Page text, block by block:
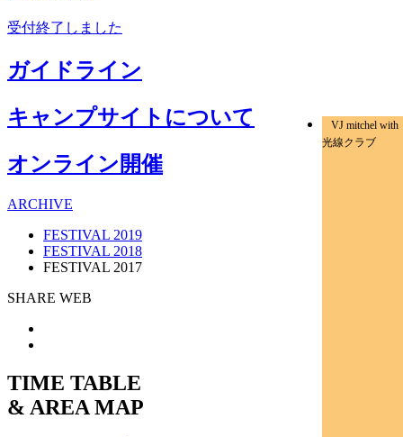
受付終了しました
ガイドライン
キャンプサイトについて
オンライン開催
ARCHIVE
FESTIVAL 2019
FESTIVAL 2018
FESTIVAL 2017
SHARE WEB
TIME TABLE
& AREA MAP
VJ mitchel with
光線クラブ